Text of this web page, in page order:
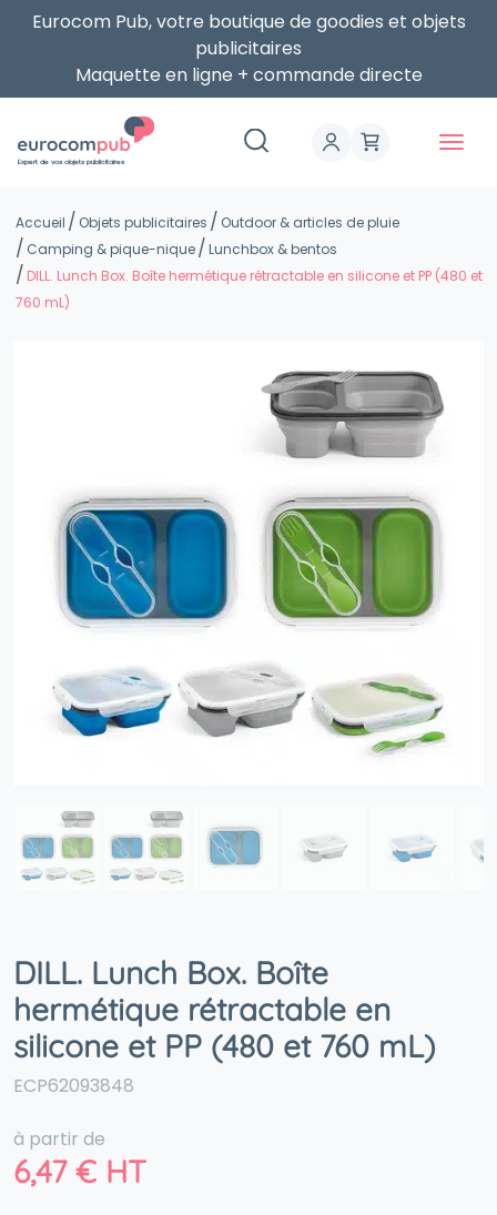
Eurocom Pub, votre boutique de goodies et objets
publicitaires
Maquette en ligne + commande directe
Expert de vos objets publicitaires
Accueil Objets publicitaires
Outdoor & articles de pluie
Camping & pique-nique
Lunchbox & bentos
DILL. Lunch Box. Boîte hermétique rétractable en silicone et PP (480 et
760 mL)
DILL. Lunch Box. Boîte
hermétique rétractable en
silicone et PP (480 et 760 mL)
ECP62093848
à partir de
6,47 € HT